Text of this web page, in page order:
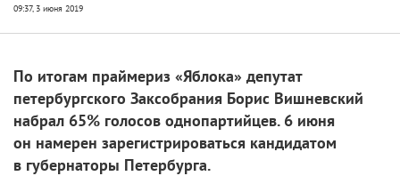
По итогам праймериз «Яблока» депутат
петербургского Заксобрания Борис Вишневский
набрал 65% голосов однопартийцев. 6 июня
он намерен зарегистрироваться кандидатом
в губернаторы Петербурга.